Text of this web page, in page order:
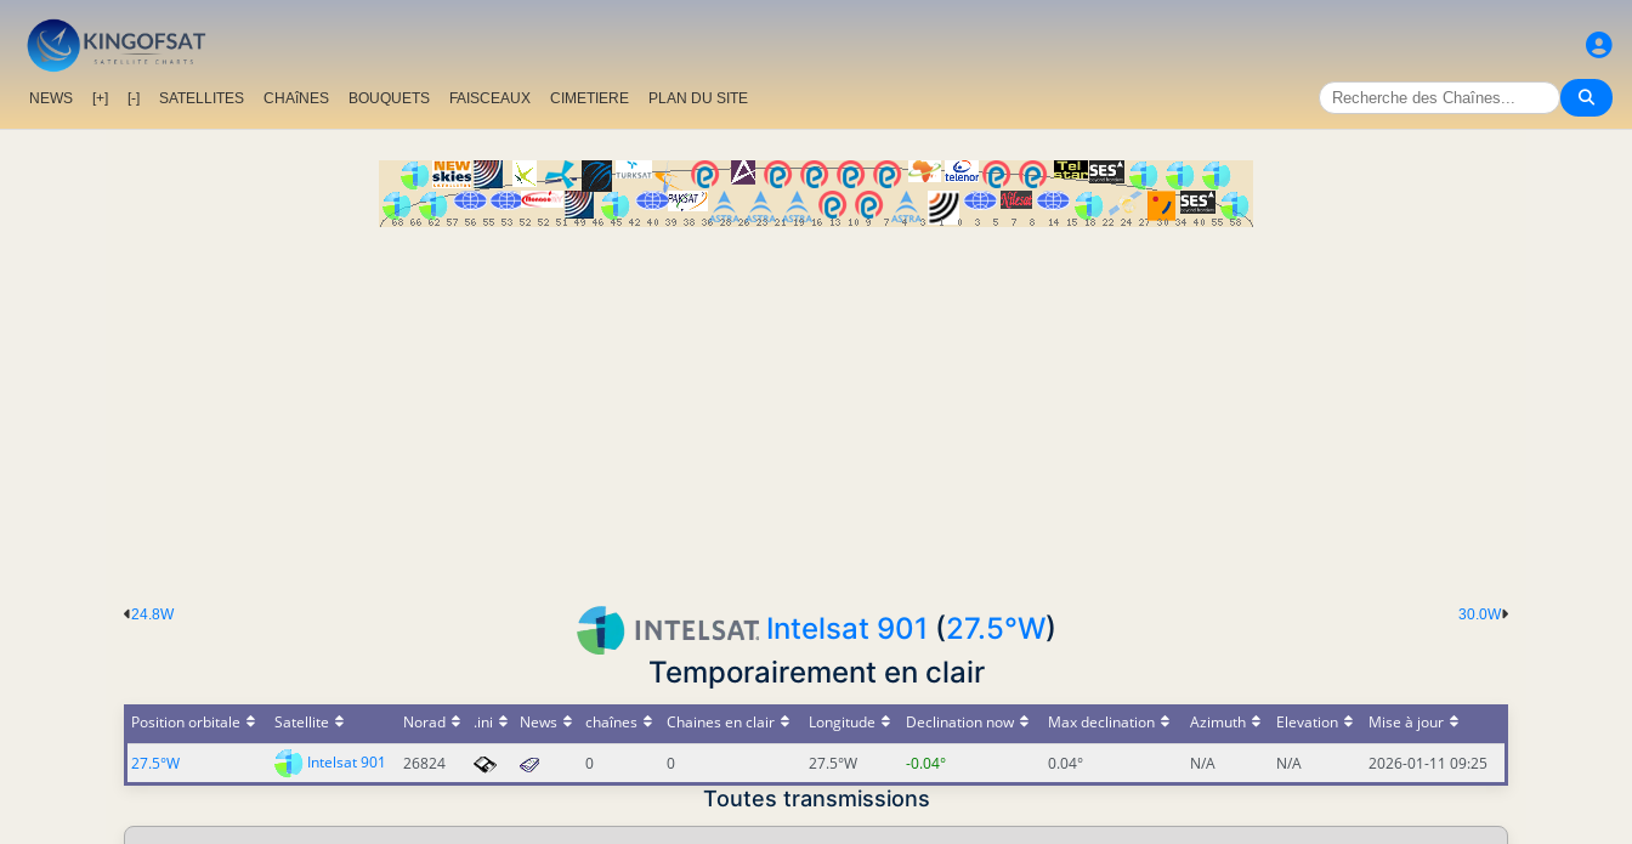
NEWS [+] [-] SATELLITES CHAîNES BOUQUETS FAISCEAUX CIMETIERE PLAN DU SITE
30.0W
24.8W Intelsat 901 (27.5°W)
Temporairement en clair
Position orbitale Satellite Norad .ini News chaînes Chaines en clair Longitude Declination now Max declination Azimuth Elevation
Mise à jour
27.5°W
Intelsat 901 26824 0 0 27.5°W -0.04° 0.04° N/A N/A 2026-01-11 09:25
Toutes transmissions